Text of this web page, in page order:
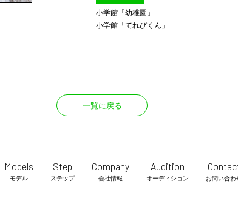
小学館「幼稚園」
小学館「てれびくん」
一覧に戻る
Models
モデル
Step
ステップ
Company
会社情報
Audition
オーディション お問い合わ